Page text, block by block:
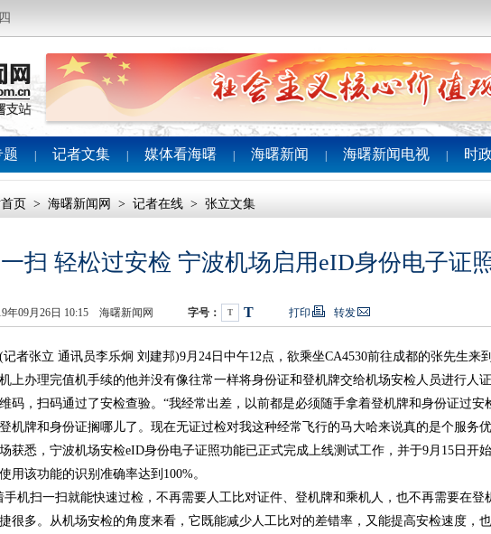
题 记者文集 媒体看海曙 海曙新闻 海曙新闻电视 时
页 > 海曙新闻网 > 记者在线 > 张立文集
扫 轻松过安检 宁波机场启用eID身份电子证
年09月26日 10:15 海曙新闻网 字号： T T 打印 转发
张立 通讯员李乐炯 刘建邦)9月24日中午12点，欲乘坐CA4530前往成都的张先生来
上办理完值机手续的他并没有像往常一样将身份证和登机牌交给机场安检人员进行人
码，扫码通过了安检查验。“我经常出差，以前都是必须随手拿着登机牌和身份证过安
机牌和身份证搁哪儿了。现在无证过检对我这种经常飞行的马大哈来说真的是个服务
悉，宁波机场安检eID身份电子证照功能已正式完成上线测试工作，并于9月15日开
用该功能的识别准确率达到100%。
扫一扫就能快速过检，不再需要人工比对证件、登机牌和乘机人，也不再需要在登
很多。从机场安检的角度来看，它既能减少人工比对的差错率，又能提高安检速度，